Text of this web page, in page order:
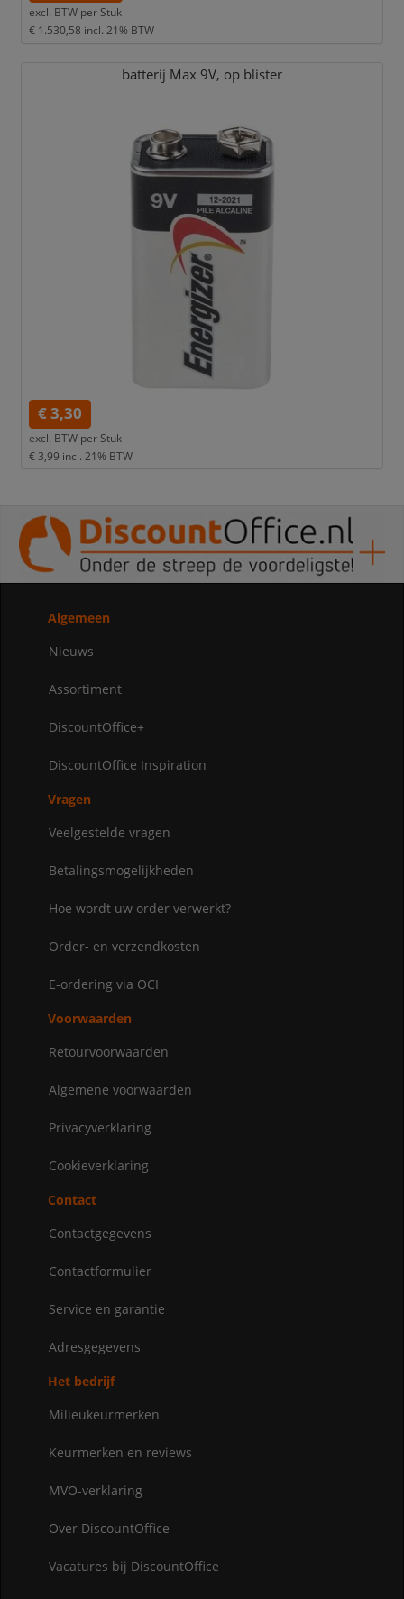
excl. BTW per Stuk
€ 1.530,58 incl. 21% BTW
batterij Max 9V, op blister
€ 3,30
excl. BTW per Stuk
€ 3,99 incl. 21% BTW
Algemeen
Nieuws
Assortiment
DiscountOffice+
DiscountOffice Inspiration
Vragen
Veelgestelde vragen
Betalingsmogelijkheden
Hoe wordt uw order verwerkt?
Order- en verzendkosten
E-ordering via OCI
Voorwaarden
Retourvoorwaarden
Algemene voorwaarden
Privacyverklaring
Cookieverklaring
Contact
Contactgegevens
Contactformulier
Service en garantie
Adresgegevens
Het bedrijf
Milieukeurmerken
Keurmerken en reviews
MVO-verklaring
Over DiscountOffice
Vacatures bij DiscountOffice